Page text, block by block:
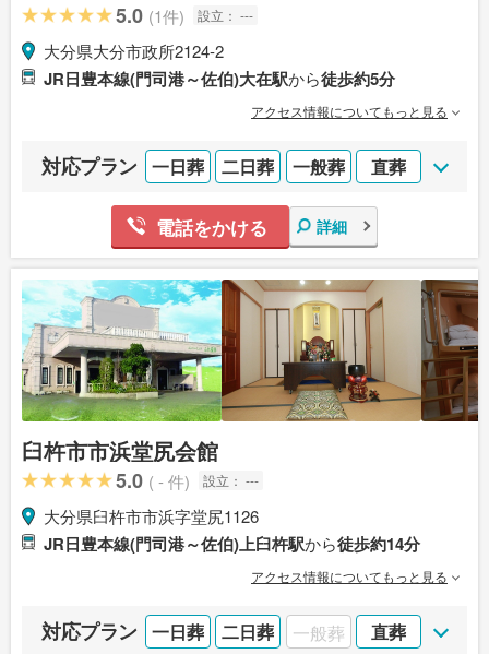
5.0 (1件) 設立： ---
大分県大分市政所2124‐2
JR日豊本線(門司港～佐伯)大在駅から徒歩約5分
アクセス情報についてもっと見る
対応プラン 一日葬 二日葬 一般葬 直葬
電話をかける 詳細
臼杵市市浜堂尻会館
5.0 ( - 件) 設立： ---
大分県臼杵市市浜字堂尻1126
JR日豊本線(門司港～佐伯)上臼杵駅から徒歩約14分
アクセス情報についてもっと見る
対応プラン 一日葬 二日葬 一般葬 直葬